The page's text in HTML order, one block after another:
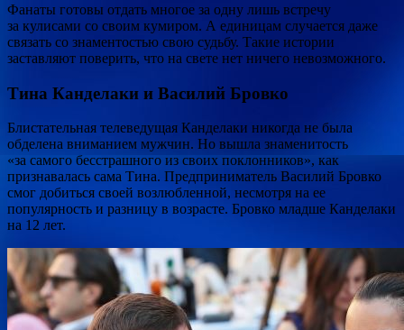
Фанаты готовы отдать многое за одну лишь встречу
за кулисами со своим кумиром. А единицам случается даже
связать со знаментостью свою судьбу. Такие истории
заставляют поверить, что на свете нет ничего невозможного.
Тина Канделаки и Василий Бровко
Блистательная телеведущая Канделаки никогда не была
обделена вниманием мужчин. Но вышла знаменитость
«за самого бесстрашного из своих поклонников», как
признавалась сама Тина. Предприниматель Василий Бровко
смог добиться своей возлюбленной, несмотря на ее
популярность и разницу в возрасте. Бровко младше Канделаки
на 12 лет.